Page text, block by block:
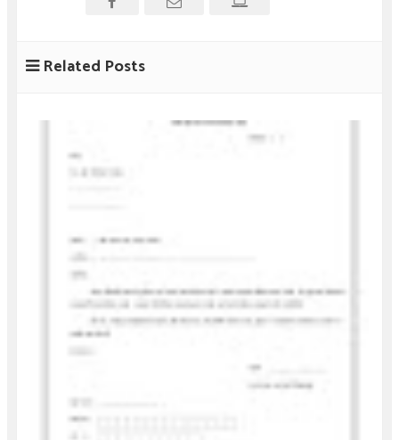
Related Posts